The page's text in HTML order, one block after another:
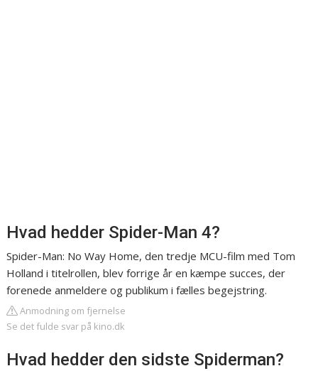
Hvad hedder Spider-Man 4?
Spider-Man: No Way Home, den tredje MCU-film med Tom
Holland i titelrollen, blev forrige år en kæmpe succes, der
forenede anmeldere og publikum i fælles begejstring.
Anmodning om fjernelse
Se det fulde svar på kino.dk
Hvad hedder den sidste Spiderman?